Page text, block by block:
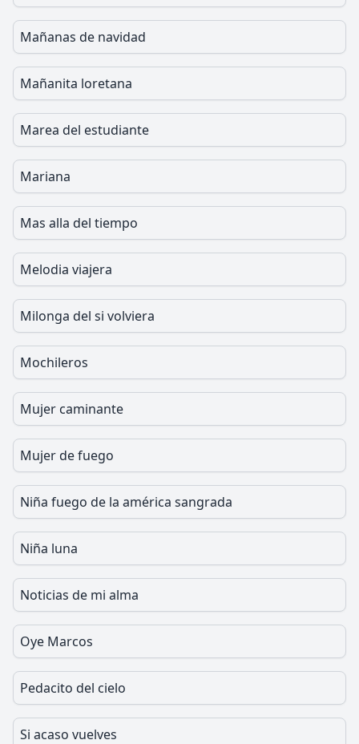
Mañanas de navidad
Mañanita loretana
Marea del estudiante
Mariana
Mas alla del tiempo
Melodia viajera
Milonga del si volviera
Mochileros
Mujer caminante
Mujer de fuego
Niña fuego de la américa sangrada
Niña luna
Noticias de mi alma
Oye Marcos
Pedacito del cielo
Si acaso vuelves